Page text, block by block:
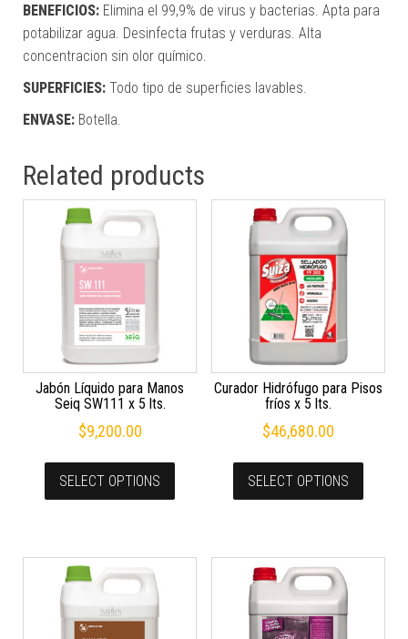
BENEFICIOS: Elimina el 99,9% de virus y bacterias. Apta para
potabilizar agua. Desinfecta frutas y verduras. Alta
concentracion sin olor químico.
SUPERFICIES: Todo tipo de superficies lavables.
ENVASE: Botella.
Related products
Jabón Líquido para Manos
Seiq SW111 x 5 lts.
$9,200.00
SELECT OPTIONS
Curador Hidrófugo para Pisos
fríos x 5 lts.
$46,680.00
SELECT OPTIONS